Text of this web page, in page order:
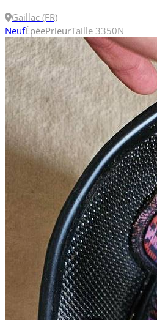
Gaillac (FR)
NeufÉpéePrieurTaille 3350N